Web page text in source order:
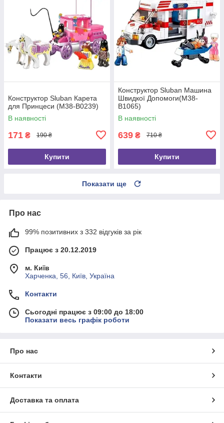
Конструктор Sluban Карета
для Принцеси (M38-B0239)
В наявності
171 ₴ 190 ₴
Купити
Конструктор Sluban Машина
Швидкої Допомоги(M38-
B1065)
В наявності
639 ₴ 710 ₴
Купити
Показати ще
Про нас
99% позитивних з 332 відгуків за рік
Працює з 20.12.2019
м. Київ
Харченка, 56, Київ, Україна
Контакти
Сьогодні працює з 09:00 до 18:00
Показати весь графік роботи
Про нас
Контакти
Доставка та оплата